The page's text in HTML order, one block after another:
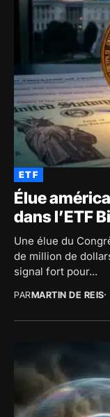
ETF
Élue
dans l’ETF
Une élue du
de million de
signal fort pour...
PARMARTIN DE REIS